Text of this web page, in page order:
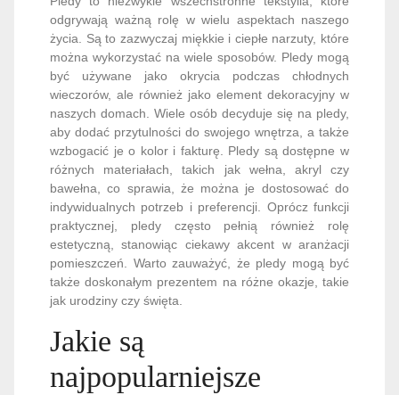
odgrywają ważną rolę w wielu aspektach naszego
życia. Są to zazwyczaj miękkie i ciepłe narzuty, które
można wykorzystać na wiele sposobów. Pledy mogą
być używane jako okrycia podczas chłodnych
wieczorów, ale również jako element dekoracyjny w
naszych domach. Wiele osób decyduje się na pledy,
aby dodać przytulności do swojego wnętrza, a także
wzbogacić je o kolor i fakturę. Pledy są dostępne w
różnych materiałach, takich jak wełna, akryl czy
bawełna, co sprawia, że można je dostosować do
indywidualnych potrzeb i preferencji. Oprócz funkcji
praktycznej, pledy często pełnią również rolę
estetyczną, stanowiąc ciekawy akcent w aranżacji
pomieszczeń. Warto zauważyć, że pledy mogą być
także doskonałym prezentem na różne okazje, takie
jak urodziny czy święta.
Jakie są
najpopularniejsze